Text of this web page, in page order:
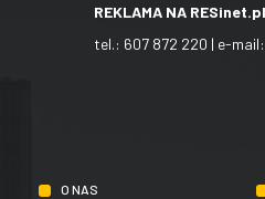
REKLAMA NA
tel.: 607 872 220 | e-mail:
O NAS